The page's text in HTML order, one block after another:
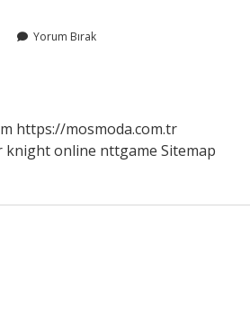
Yorum Bırak
https://mosmoda.com.tr
knight online nttgame Sitemap